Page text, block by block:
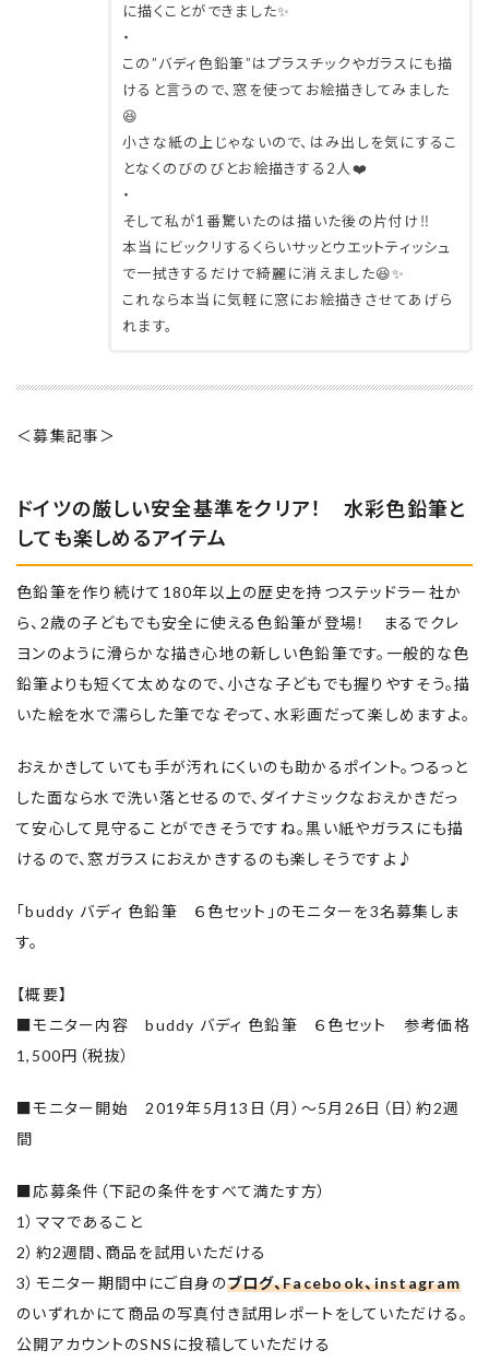
に描くことができました✨
・
この”バディ色鉛筆”はプラスチックやガラスにも描
けると言うので、窓を使ってお絵描きしてみました
😆
小さな紙の上じゃないので、はみ出しを気にするこ
となくのびのびとお絵描きする2人❤️
・
そして私が1番驚いたのは描いた後の片付け‼️
本当にビックリするくらいサッとウエットティッシュ
で一拭きするだけで綺麗に消えました😆✨
これなら本当に気軽に窓にお絵描きさせてあげら
れます。
＜募集記事＞
ドイツの厳しい安全基準をクリア！ 水彩色鉛筆と
しても楽しめるアイテム
色鉛筆を作り続けて180年以上の歴史を持つステッドラー社か
ら、2歳の子どもでも安全に使える色鉛筆が登場！ まるでクレ
ヨンのように滑らかな描き心地の新しい色鉛筆です。一般的な色
鉛筆よりも短くて太めなので、小さな子どもでも握りやすそう。描
いた絵を水で濡らした筆でなぞって、水彩画だって楽しめますよ。
おえかきしていても手が汚れにくいのも助かるポイント。つるっと
した面なら水で洗い落とせるので、ダイナミックなおえかきだっ
て安心して見守ることができそうですね。黒い紙やガラスにも描
けるので、窓ガラスにおえかきするのも楽しそうですよ♪
「buddy バディ 色鉛筆 ６色セット」のモニターを3名募集しま
す。
【概要】
■モニター内容 buddy バディ 色鉛筆 ６色セット 参考価格
1,500円（税抜）
■モニター開始 2019年5月13日（月）～5月26日（日）約2週
間
■応募条件（下記の条件をすべて満たす方）
1）ママであること
2）約2週間、商品を試用いただける
3）モニター期間中にご自身のブログ、Facebook、instagram
のいずれかにて商品の写真付き試用レポートをしていただける。
公開アカウントのSNSに投稿していただける